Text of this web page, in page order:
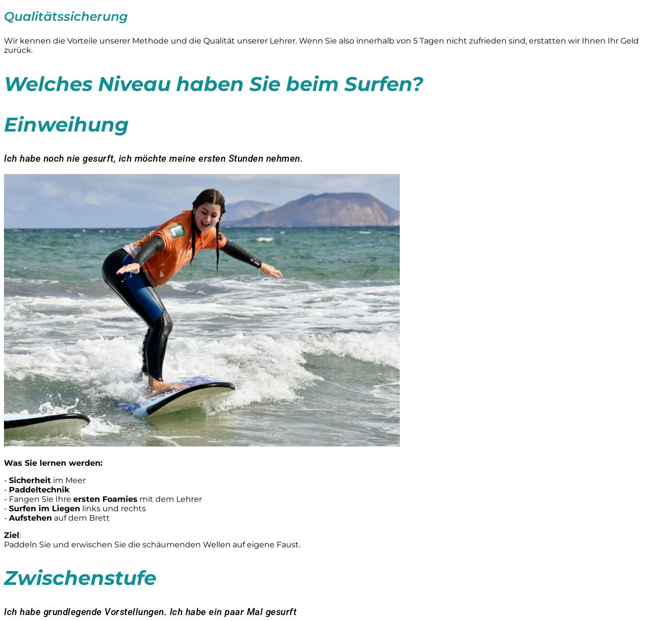
Qualitätssicherung
Wir kennen die Vorteile unserer Methode und die Qualität unserer Lehrer. Wenn Sie also innerhalb von 5 Tagen nicht zufrieden sind, erstatten wir Ihnen Ihr Geld
zurück.
Welches Niveau haben Sie beim Surfen?
Einweihung
Ich habe noch nie gesurft, ich möchte meine ersten Stunden nehmen.
Was Sie lernen werden:
- Sicherheit im Meer
- Paddeltechnik
- Fangen Sie Ihre ersten Foamies mit dem Lehrer
- Surfen im Liegen links und rechts
- Aufstehen auf dem Brett
Ziel:
Paddeln Sie und erwischen Sie die schäumenden Wellen auf eigene Faust.
Zwischenstufe
Ich habe grundlegende Vorstellungen. Ich habe ein paar Mal gesurft